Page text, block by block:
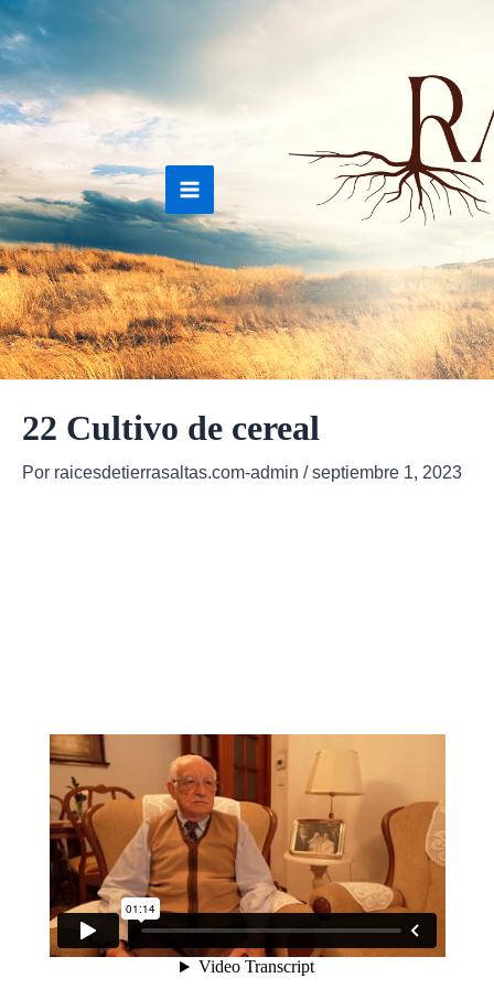
Ir
al
contenido
Main
Menu
22 Cultivo de cereal
Por raicesdetierrasaltas.com-admin /septiembre 1, 2023